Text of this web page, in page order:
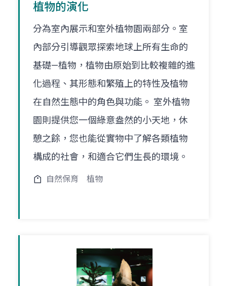
植物的演化
分為室內展示和室外植物園兩部分。室
內部分引導觀眾探索地球上所有生命的
基礎—植物，植物由原始到比較複雜的進
化過程、其形態和繁殖上的特性及植物
在自然生態中的角色與功能。 室外植物
園則提供您一個綠意盎然的小天地，休
憩之餘，您也能從實物中了解各類植物
構成的社會，和適合它們生長的環境。
自然保育 植物